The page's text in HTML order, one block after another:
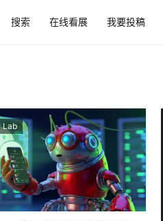
搜索 在线看展 我要投稿
Lab